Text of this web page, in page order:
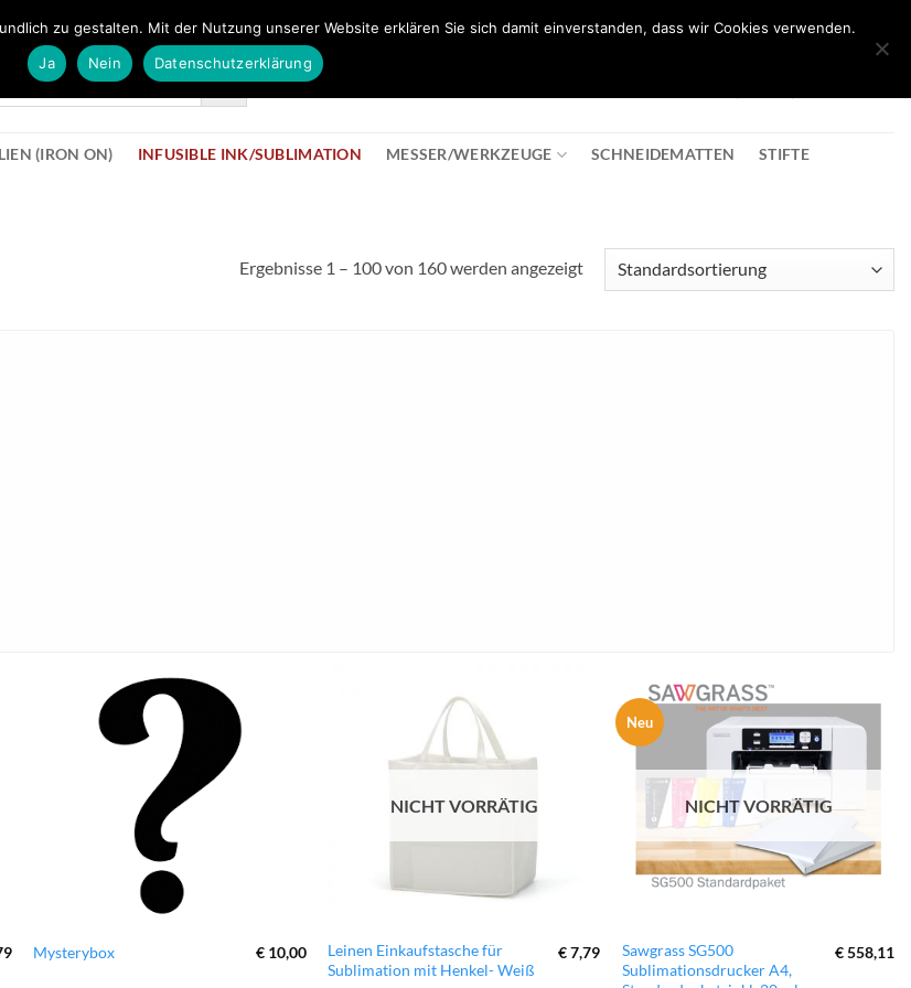
(IRON ON) INFUSIBLE INK/SUBLIMATION MESSER/WERKZEUGE SCHNEIDEMATTEN STIFTE
Ergebnisse 1 – 100 von 160 werden angezeigt
Wunschliste
hinzufügen
Mysterybox €10,00
hinzufügen
NICHT VORRÄTIG
Leinen Einkaufstasche für
Sublimation mit Henkel- Weiß
€7,79
Neu
zur
Wunschliste
hinzufügen
NICHT VORRÄTIG
Sawgrass SG500
Sublimationsdrucker A4,
€558,11
zu gestalten. Mit der Nutzung unserer Website erklären Sie sich damit einverstanden, dass wir Cookies verwenden.
Ja
Nein Datenschutzerklärung